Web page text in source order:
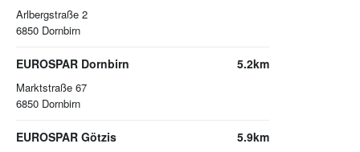
Arlbergstraße 2
6850 Dornbirn
EUROSPAR Dornbirn
Marktstraße 67
6850 Dornbirn
5.2km
EUROSPAR Götzis 5.9km